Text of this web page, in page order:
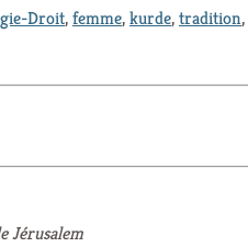
Droit,femme,kurde,tradition,
Jérusalem